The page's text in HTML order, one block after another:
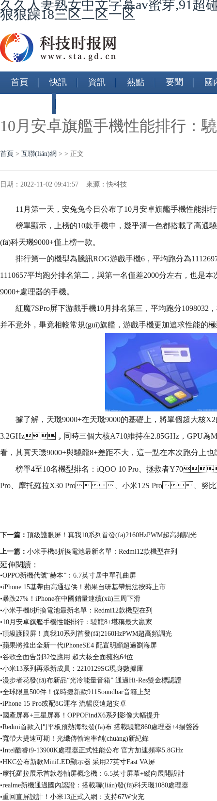
久久人妻熟女中文字幕av蜜芽,91超
狠狠躁18三区二区一区
首頁 快訊 資訊 熱點 要聞 國
10月安卓旗艦手機性能排行：
首頁 > 互聯(lián)網 > > 正文
日期：2022-11-02 09:41:57 來源：快科技
11月第一天，安兔兔今日公布了10月安卓旗艦手機性能排
榜單顯示，上榜的10款手機中，幾乎清一色都搭載了高
(fā)科天璣9000+僅上榜一款。
排行第一的機型為騰訊ROG游戲手機6，平均跑分為
1110657平均跑分排名第二，與第一名僅差2000分左右，也是
9000+處理器的手機。
紅魔7SPro屏下游戲手機10月排名第三，平均跑分
并不意外，畢竟相較常規(guī)旗艦，游戲手機更加追求性能的極
據了解，天璣9000+在天璣9000的基礎上，將單個超大核
3.2GHz，同時三個大核A710維持在2.85GHz，GPU為
看，其實天璣9000+與驍龍8+差距不大，這一點在本次跑分上也
榜單4至10名機型排名：iQOO 10 Pro、拯救者
Pro、摩托羅拉X30 Pro、小米12S Pro、努比
下一篇： 頂級護眼屏！真我10系列首發(fā)2160HzPWM超高頻調光
上一篇： 小米手機8折換電池最新名單：Redmi12款機型在列
延伸閱讀：
•OPPO新機代號“赫本”：6.7英寸居中單孔曲屏
•iPhone 15基帶由高通提供！蘋果自研基帶無法按時上市
•暴跌27%！iPhone在中國銷量連續(xù)三周下滑
•小米手機8折換電池最新名單：Redmi12款機型在列
•10月安卓旗艦手機性能排行：驍龍8+堪稱最大贏家
•頂級護眼屏！真我10系列首發(fā)2160HzPWM超高頻調光
•蘋果將推出全新一代iPhoneSE4 配置明顯超過劉海屏
•谷歌全面告別32位應用 超大核全面擁抱64位
•小米13系列再添新成員：2210129SG現身數據庫
•漫步者花發(fā)布新品“光冷能量音箱” 通過Hi-Res雙金標認證
•全球限量500件！保時捷新款911Soundbar音箱上架
•iPhone 15 Pro或配8G運存 流暢度遠超安卓
•國產屏幕+三星屏幕！OPPOFindX6系列影像大幅提升
•Redmi首款入門平板預熱海報發(fā)布 搭載驍龍860處理器+4揚聲器
•寬帶大提速可期！光纖傳輸速率創(chuàng)新紀錄
•Intel酷睿i9-13900K處理器正式性能公布 官方加速頻率5.8GHz
•HKC公布新款MiniLED顯示器 采用27英寸Fast VA屏
•摩托羅拉展示首款卷軸屏概念機：6.5英寸屏幕+縱向展開設計
•realme新機通過國內認證：搭載聯(lián)發(fā)科天璣1080處理器
•重回直屏設計！小米13正式入網：支持67W快充